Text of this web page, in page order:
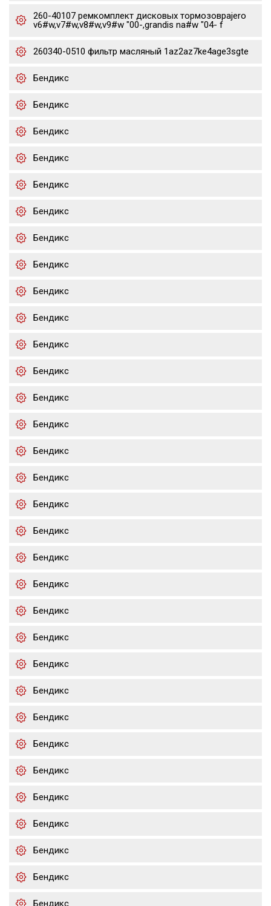
260-40107 ремкомплект дисковых тормозовpajero
v6#w,v7#w,v8#w,v9#w "00-,grandis na#w "04- f
260340-0510 фильтр масляный 1az2az7ke4age3sgte
Бендикс
Бендикс
Бендикс
Бендикс
Бендикс
Бендикс
Бендикс
Бендикс
Бендикс
Бендикс
Бендикс
Бендикс
Бендикс
Бендикс
Бендикс
Бендикс
Бендикс
Бендикс
Бендикс
Бендикс
Бендикс
Бендикс
Бендикс
Бендикс
Бендикс
Бендикс
Бендикс
Бендикс
Бендикс
Бендикс
Бендикс
Бендикс